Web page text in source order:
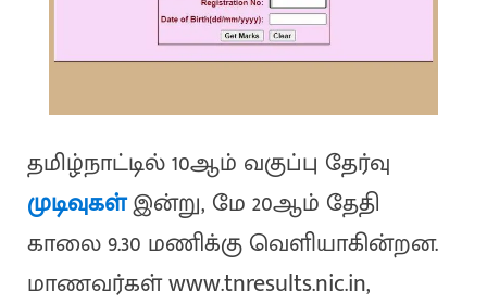
தமிழ்நாட்டில் 10ஆம் வகுப்பு தேர்வு
முடிவுகள்இன்று, மே 20ஆம் தேதி
காலை 9.30 மணிக்கு வெளியாகின்றன.
மாணவர்கள் www.tnresults.nic.in,